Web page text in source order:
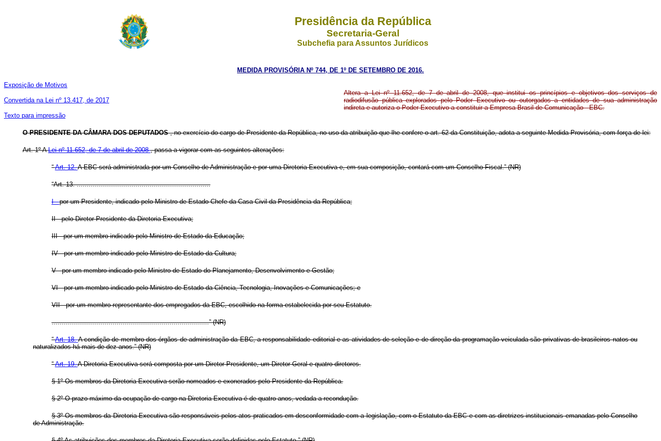
Presidência da República
Secretaria-Geral
Subchefia para Assuntos Jurídicos
MEDIDA PROVISÓRIA Nº 744, DE 1º DE SETEMBRO DE 2016.
Exposição de Motivos
Convertida na Lei nº 13.417, de 2017
Texto para impressão
Altera a Lei nº 11.652, de 7 de abril de 2008, que institui os princípios e objetivos dos serviços de
radiodifusão pública explorados pelo Poder Executivo ou outorgados a entidades de sua administração
indireta e autoriza o Poder Executivo a constituir a Empresa Brasil de Comunicação - EBC.
O PRESIDENTE DA CÂMARA DOS DEPUTADOS, no exercício do cargo de Presidente da República, no uso da atribuição que lhe confere o art. 62 da Constituição, adota a seguinte Medida Provisória, com força de lei:
Art. 1º ALei nº 11.652, de 7 de abril de 2008, passa a vigorar com as seguintes alterações:
“Art. 12.A EBC será administrada por um Conselho de Administração e por uma Diretoria-Executiva e, em sua composição, contará com um Conselho Fiscal.” (NR)
“Art. 13. ....................................................................
I -por um Presidente, indicado pelo Ministro de Estado Chefe da Casa Civil da Presidência da República;
II - pelo Diretor-Presidente da Diretoria-Executiva;
III - por um membro indicado pelo Ministro de Estado da Educação;
IV - por um membro indicado pelo Ministro de Estado da Cultura;
V - por um membro indicado pelo Ministro de Estado do Planejamento, Desenvolvimento e Gestão;
VI - por um membro indicado pelo Ministro de Estado da Ciência, Tecnologia, Inovações e Comunicações; e
VII - por um membro representante dos empregados da EBC, escolhido na forma estabelecida por seu Estatuto.
................................................................................” (NR)
“Art. 18.A condição de membro dos órgãos de administração da EBC, a responsabilidade editorial e as atividades de seleção e de direção da programação veiculada são privativas de brasileiros natos ou
naturalizados há mais de dez anos.” (NR)
“Art. 19.A Diretoria-Executiva será composta por um Diretor-Presidente, um Diretor-Geral e quatro diretores.
§ 1º Os membros da Diretoria-Executiva serão nomeados e exonerados pelo Presidente da República.
§ 2º O prazo máximo da ocupação de cargo na Diretoria-Executiva é de quatro anos, vedada a recondução.
§ 3º Os membros da Diretoria-Executiva são responsáveis pelos atos praticados em desconformidade com a legislação, com o Estatuto da EBC e com as diretrizes institucionais emanadas pelo Conselho
de Administração.